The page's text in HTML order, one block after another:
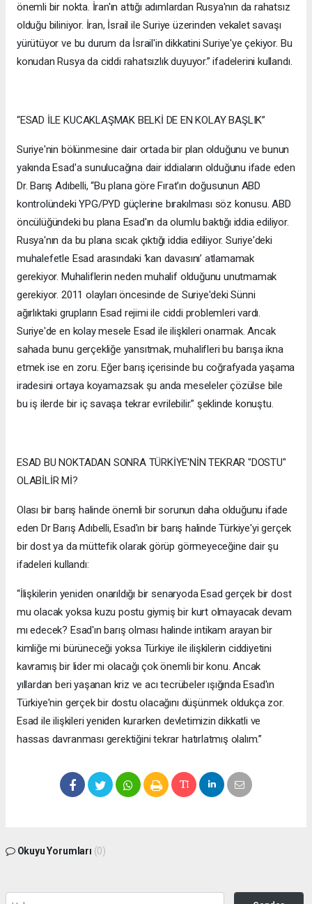
önemli bir nokta. İran'ın attığı adımlardan Rusya'nın da rahatsız
olduğu biliniyor. İran, İsrail ile Suriye üzerinden vekalet savaşı
yürütüyor ve bu durum da İsrail'in dikkatini Suriye'ye çekiyor. Bu
konudan Rusya da ciddi rahatsızlık duyuyor.” ifadelerini kullandı.
“ESAD İLE KUCAKLAŞMAK BELKİ DE EN KOLAY BAŞLIK”
Suriye'nin bölünmesine dair ortada bir plan olduğunu ve bunun
yakında Esad'a sunulucağına dair iddiaların olduğunu ifade eden
Dr. Barış Adıbelli, “Bu plana göre Fırat'ın doğusunun ABD
kontrolündeki YPG/PYD güçlerine bırakılması söz konusu. ABD
öncülüğündeki bu plana Esad'ın da olumlu baktığı iddia ediliyor.
Rusya'nın da bu plana sıcak çıktığı iddia ediliyor. Suriye'deki
muhalefetle Esad arasındaki ‘kan davasını’ atlamamak
gerekiyor. Muhaliflerin neden muhalif olduğunu unutmamak
gerekiyor. 2011 olayları öncesinde de Suriye'deki Sünni
ağırlıktaki grupların Esad rejimi ile ciddi problemleri vardı.
Suriye'de en kolay mesele Esad ile ilişkileri onarmak. Ancak
sahada bunu gerçekliğe yansıtmak, muhalifleri bu barışa ikna
etmek ise en zoru. Eğer barış içerisinde bu coğrafyada yaşama
iradesini ortaya koyamazsak şu anda meseleler çözülse bile
bu iş ilerde bir iç savaşa tekrar evrilebilir.” şeklinde konuştu.
ESAD BU NOKTADAN SONRA TÜRKİYE'NİN TEKRAR "DOSTU"
OLABİLİR Mİ?
Olası bir barış halinde önemli bir sorunun daha olduğunu ifade
eden Dr Barış Adıbelli, Esad'ın bir barış halinde Türkiye'yi gerçek
bir dost ya da müttefik olarak görüp görmeyeceğine dair şu
ifadeleri kullandı:
“İlişkilerin yeniden onarıldığı bir senaryoda Esad gerçek bir dost
mu olacak yoksa kuzu postu giymiş bir kurt olmayacak devam
mı edecek? Esad'ın barış olması halinde intikam arayan bir
kimliğe mi bürüneceği yoksa Türkiye ile ilişkilerin ciddiyetini
kavramış bir lider mi olacağı çok önemli bir konu. Ancak
yıllardan beri yaşanan kriz ve acı tecrübeler ışığında Esad'ın
Türkiye'nin gerçek bir dostu olacağını düşünmek oldukça zor.
Esad ile ilişkileri yeniden kurarken devletimizin dikkatli ve
hassas davranması gerektiğini tekrar hatırlatmış olalım.”
Okuyu Yorumları (0)